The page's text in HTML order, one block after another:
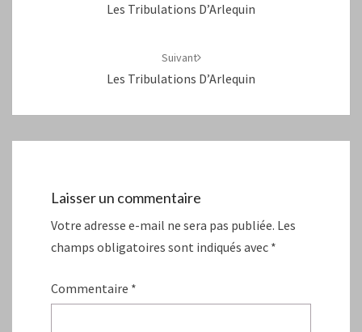
Les Tribulations D’Arlequin
Suivant
Les Tribulations D’Arlequin
Laisser un commentaire
Votre adresse e-mail ne sera pas publiée. Les
champs obligatoires sont indiqués avec *
Commentaire *